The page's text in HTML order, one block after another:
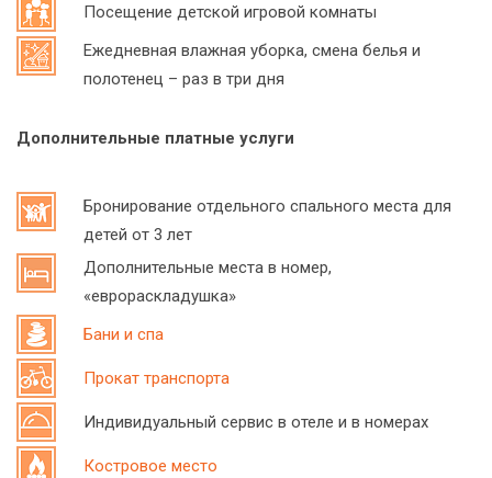
Посещение детской игровой комнаты
Ежедневная влажная уборка, смена белья и
полотенец – раз в три дня
Дополнительные платные услуги
Бронирование отдельного спального места для
детей от 3 лет
Дополнительные места в номер,
«еврораскладушка»
Бани и спа
Прокат транспорта
Индивидуальный сервис в отеле и в номерах
Костровое место